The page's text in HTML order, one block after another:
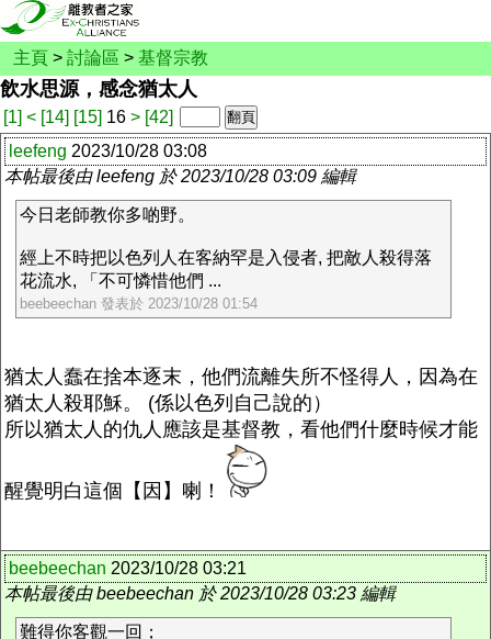
主頁 > 討論區 > 基督宗教
飲水思源，感念猶太人
[1] < [14] [15] 16 > [42]
leefeng 2023/10/28 03:08
本帖最後由 leefeng 於 2023/10/28 03:09 編輯
今日老師教你多啲野。
經上不時把以色列人在客納罕是入侵者, 把敵人殺得落
花流水, 「不可憐惜他們 ...
beebeechan 發表於 2023/10/28 01:54
猶太人蠢在捨本逐末，他們流離失所不怪得人，因為在
猶太人殺耶穌。 (係以色列自己說的）
所以猶太人的仇人應該是基督教，看他們什麼時候才能
醒覺明白這個【因】喇！
beebeechan 2023/10/28 03:21
本帖最後由 beebeechan 於 2023/10/28 03:23 編輯
難得你客觀一回；